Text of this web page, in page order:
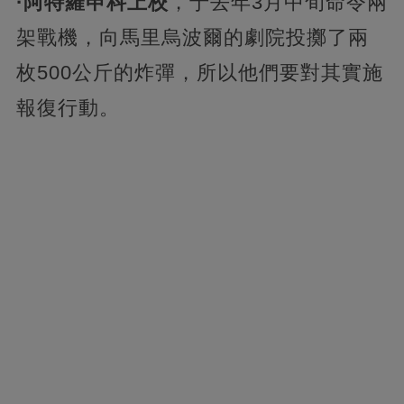
架戰機，向馬里烏波爾的劇院投擲了兩
枚500公斤的炸彈，所以他們要對其實施
報復行動。